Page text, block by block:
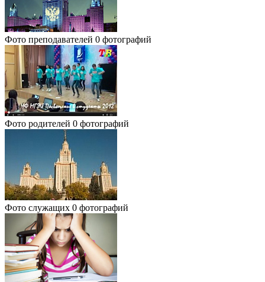
Фото преподавателей 0 фотографий
Фото родителей 0 фотографий
Фото служащих 0 фотографий